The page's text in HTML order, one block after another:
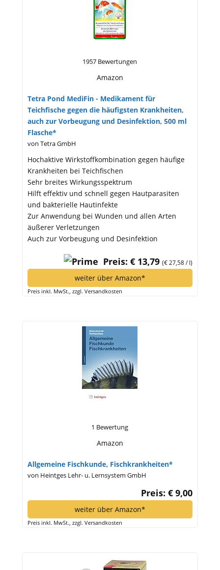
1957 Bewertungen
Amazon
Tetra Pond MediFin - Medikament für
Teichfische gegen die häufigsten Krankheiten,
auch zur Vorbeugung und Desinfektion, 500 ml
Flasche*
von Tetra GmbH
Hochaktive Wirkstoffkombination gegen häufige
Krankheiten bei Teichfischen
Sehr breites Wirkungsspektrum
Hilft effektiv und schnell gegen Hautparasiten
und bakterielle Hautinfekte
Zur Anwendung bei Wunden und allen Arten
äußerer Verletzungen
Auch zur Vorbeugung und Desinfektion
Preis: € 13,79(€ 27,58 / l)
weiter über Amazon*
Preis inkl. MwSt., zzgl. Versandkosten
1 Bewertung
Amazon
Allgemeine Fischkunde, Fischkrankheiten*
von Heintges Lehr- u. Lernsystem GmbH
Preis: € 9,00
weiter über Amazon*
Preis inkl. MwSt., zzgl. Versandkosten